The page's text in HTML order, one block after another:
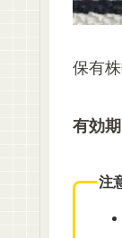
保有
有効
注